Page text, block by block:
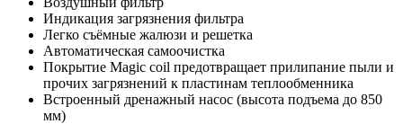
Индикация загрязнения фильтра
Легко съёмные жалюзи и решетка
Автоматическая самоочистка
Покрытие Magic coil предотвращает прилипание пыли и
прочих загрязнений к пластинам теплообменника
Встроенный дренажный насос (высота подъема до 850
мм)